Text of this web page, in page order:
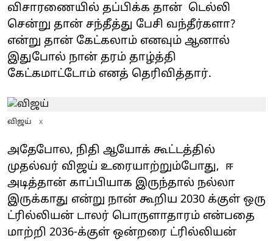
விசாரணையில் தப்பிக்க தான் டெல்லி
சென்று தான் சந்தீத்து பேசி வந்தீர்களா?
என்று தான் கேட்கலாம் எனவும் ஆனால்
இதுபோல் நான் தரம் தாழ்த்தி
கேட்கமாட்டோம் எனத் தெரிவித்தார்.
விஜய் x
அதேபோல, நிதி ஆயோக் கூட்டத்தில்
முதல்வர் விஜய் உரையாற்றும்போது, ஈ
அடித்தான் காப்பியாக இருந்தால் நல்லா
இருக்காது என்று நான் கூறிய 2030 க்குள் ஒரு
ட்ரில்லியன் டாலர் பொருளாதாரம் என்பதை
மாற்றி 2036-க்குள் ஒன்றரை ட்ரில்லியன்